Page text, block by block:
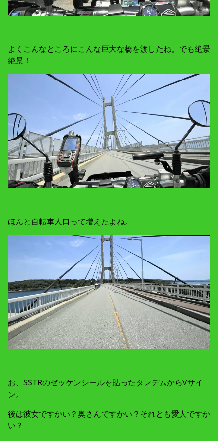
よくこんなところにこんな巨大な橋を渡したね。でも絶景
絶景！
ほんと自転車人口って増えたよね。
お、SSTRのゼッケンシールを貼ったタンデムからVサイ
ン。
後は彼女ですかい？奥さんですかい？それとも愛人ですか
い？